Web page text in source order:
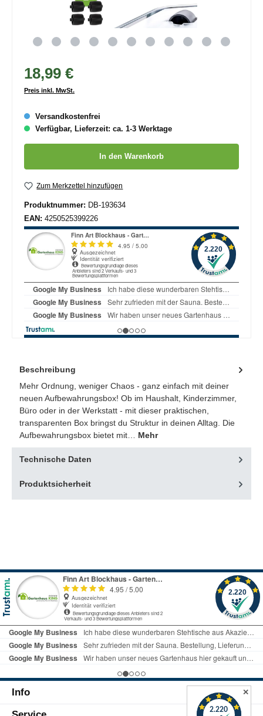
18,99 €
Preis inkl. MwSt.
Versandkostenfrei
Verfügbar, Lieferzeit: ca. 1-3 Werktage
In den Warenkorb
Zum Merkzettel hinzufügen
Produktnummer: DB-193634
EAN: 4250525399226
Beschreibung
Mehr Ordnung, weniger Chaos - ganz einfach mit deiner
neuen Aufbewahrungsbox! Ob im Haushalt, Kinderzimmer,
Büro oder in der Werkstatt - mit dieser praktischen,
transparenten Box bringst du Struktur in deinen Alltag. Die
Aufbewahrungsbox bietet mit… Mehr
Technische Daten
Produktsicherheit
Info ✕